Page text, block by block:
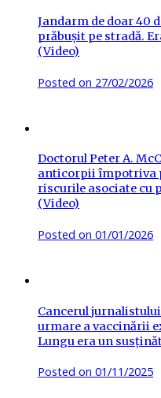
Jandarm de doar 40
prăbușit pe stradă.
(Video)
Posted on 27/02/2026
Doctorul Peter A.
anticorpii împotriva
riscurile asociate cu
(Video)
Posted on 01/01/2026
Cancerul
urmare a vaccinării
Lungu era un
Posted on 01/11/2025